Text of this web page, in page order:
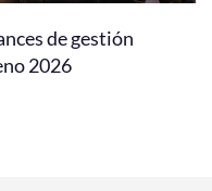
de gestión
2026